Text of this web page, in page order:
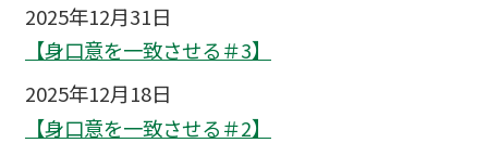
2025年12月31日
【身口意を一致させる＃3】
2025年12月18日
【身口意を一致させる＃2】